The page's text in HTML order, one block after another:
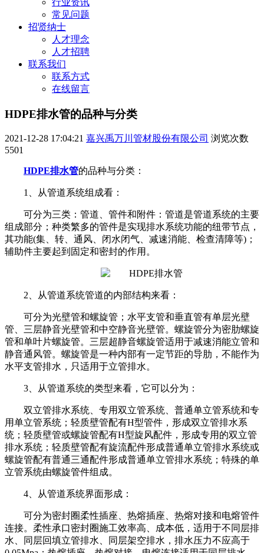
常见问题
招贤纳士
人才理念
人才招聘
联系我们
联系方式
在线留言
HDPE排水管的品种与分类
2021-12-28 17:04:21 嘉兴禹万川管材股份有限公司 浏览次数
5501
HDPE排水管的品种与分类：
1、从管道系统组成看：
可分为三类：管道、管件和附件：管道是管道系统的主要
组成部分；种类繁多的管件是实现排水系统功能的纽带节点，
其功能(集、转、通风、闭水闭气、减速消能、检查清障等)；
辅助件主要起到固定和密封的作用。
2、从管道系统管道的内部结构来看：
可分为光壁管和螺旋管；水平支管和垂直管有单层光壁
管、三层静音光壁管和中空静音光壁管。螺旋管分为密肋螺旋
管和单叶片螺旋管。三层超静音螺旋管适用于减速消能立管和
静音通风管。螺旋管是一种内部有一定节距的导肋，不能作为
水平支管排水，只适用于立管排水。
3、从管道系统的类型来看，它可以分为：
双立管排水系统、专用双立管系统、普通单立管系统和专
用单立管系统；轻质壁管配有H型管件，形成双立管排水系
统；轻质壁管或螺旋管配有H型旋风配件，形成专用的双立管
排水系统；轻质壁管配有旋流配件形成普通单立管排水系统或
螺旋管配有普通三通配件形成普通单立管排水系统；特殊的单
立管系统由螺旋管件组成。
4、从管道系统界面形成：
可分为密封圈柔性插座、热熔插座、热熔对接和电熔管件
连接。柔性承口密封圈施工效率高、成本低，适用于不同层排
水、同层回填立管排水、同层架空排水，排水压力不应高于